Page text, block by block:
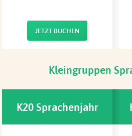
JETZT BUCHEN
Kleingruppen
K20 Sprachenjahr